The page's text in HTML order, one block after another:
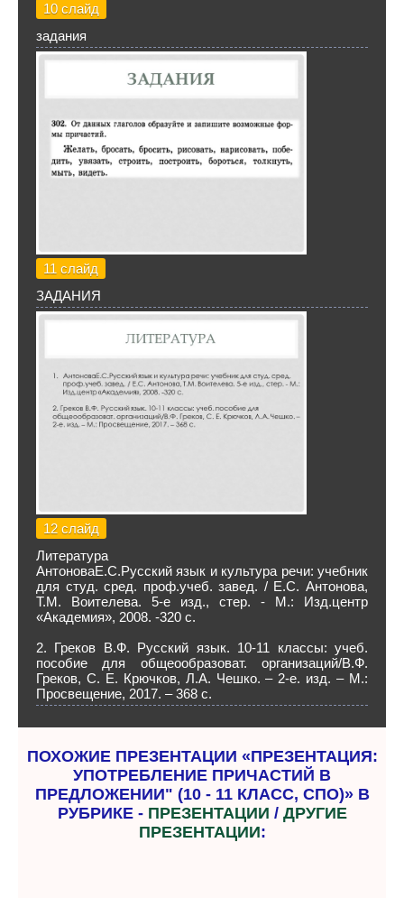
10 слайд
задания
11 слайд
ЗАДАНИЯ
12 слайд
Литература
АнтоноваЕ.С.Русский язык и культура речи: учебник
для студ. сред. проф.учеб. завед. / Е.С. Антонова,
Т.М. Воителева. 5-е изд., стер. - М.: Изд.центр
«Академия», 2008. -320 с.
2. Греков В.Ф. Русский язык. 10-11 классы: учеб.
пособие для общеообразоват. организаций/В.Ф.
Греков, С. Е. Крючков, Л.А. Чешко. – 2-е. изд. – М.:
Просвещение, 2017. – 368 с.
ПОХОЖИЕ ПРЕЗЕНТАЦИИ «ПРЕЗЕНТАЦИЯ:
УПОТРЕБЛЕНИЕ ПРИЧАСТИЙ В
ПРЕДЛОЖЕНИИ" (10 - 11 КЛАСС, СПО)» В
РУБРИКЕ - ПРЕЗЕНТАЦИИ / ДРУГИЕ
ПРЕЗЕНТАЦИИ: